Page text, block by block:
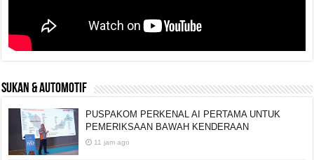
SUKAN & AUTOMOTIF
PUSPAKOM PERKENAL AI PERTAMA UNTUK
PEMERIKSAAN BAWAH KENDERAAN
11 jam ago